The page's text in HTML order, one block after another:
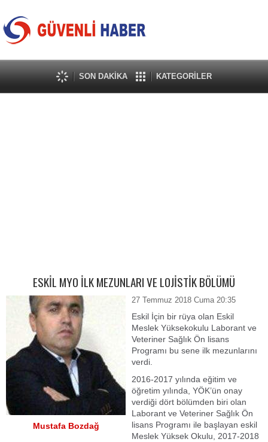
SON DAKİKA KATEGORİLER
ESKİL MYO İLK MEZUNLARI VE LOJİSTİK BÖLÜMÜ
Mustafa Bozdağ
27 Temmuz 2018 Cuma 20:35
Eskil İçin bir rüya olan Eskil
Meslek Yüksekokulu Laborant ve
Veteriner Sağlık Ön lisans
Programı bu sene ilk mezunlarını
verdi.
2016-2017 yılında eğitim ve
öğretim yılında, YÖK’ün onay
verdiği dört bölümden biri olan
Laborant ve Veteriner Sağlık Ön
lisans Programı ile başlayan eskil
Meslek Yüksek Okulu, 2017-2018